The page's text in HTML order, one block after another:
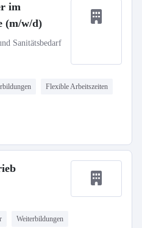
im
(m/w/d)
Sanitätsbedarf
Flexible Arbeitszeiten
Weiterbildungen